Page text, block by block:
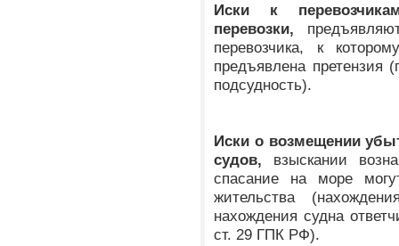
Иски к
перевозки,
перевозчика, к
предъявлена
подсудность).
Иски о возмещении
судов, взыскании
спасание на море
жительства
нахождения судна
ст. 29 ГПК РФ).